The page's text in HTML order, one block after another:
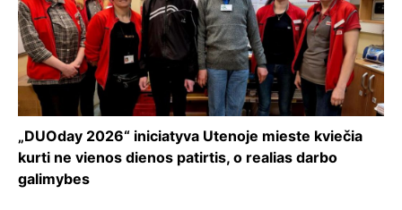
„DUOday 2026“ iniciatyva Utenoje mieste kviečia
kurti ne vienos dienos patirtis, o realias darbo
galimybes